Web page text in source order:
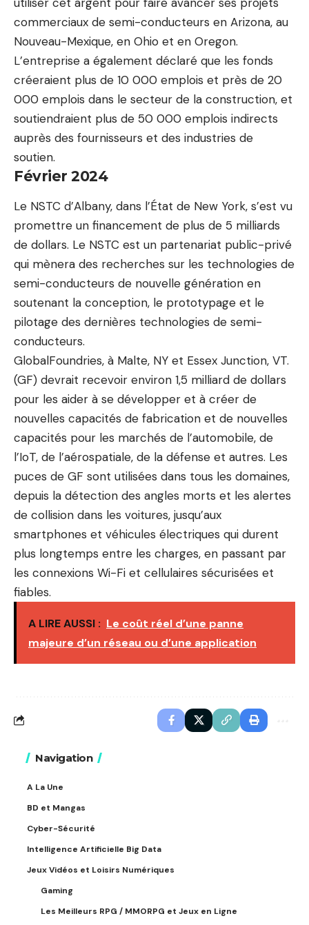
commerciaux de semi-conducteurs en Arizona, au
Nouveau-Mexique, en Ohio et en Oregon.
L’entreprise a également déclaré que les fonds
créeraient plus de 10 000 emplois et près de 20
000 emplois dans le secteur de la construction, et
soutiendraient plus de 50 000 emplois indirects
auprès des fournisseurs et des industries de
soutien.
Février 2024
Le NSTC d’Albany, dans l’État de New York, s’est vu
promettre un financement de plus de 5 milliards
de dollars. Le NSTC est un partenariat public-privé
qui mènera des recherches sur les technologies de
semi-conducteurs de nouvelle génération en
soutenant la conception, le prototypage et le
pilotage des dernières technologies de semi-
conducteurs.
GlobalFoundries, à Malte, NY et Essex Junction, VT.
(GF) devrait recevoir environ 1,5 milliard de dollars
pour les aider à se développer et à créer de
nouvelles capacités de fabrication et de nouvelles
capacités pour les marchés de l’automobile, de
l’IoT, de l’aérospatiale, de la défense et autres. Les
puces de GF sont utilisées dans tous les domaines,
depuis la détection des angles morts et les alertes
de collision dans les voitures, jusqu’aux
smartphones et véhicules électriques qui durent
plus longtemps entre les charges, en passant par
les connexions Wi-Fi et cellulaires sécurisées et
fiables.
A LIRE AUSSI : Le coût réel d’une panne
majeure d’un réseau ou d’une application
Navigation
A La Une
BD et Mangas
Cyber-Sécurité
Intelligence Artificielle Big Data
Jeux Vidéos et Loisirs Numériques
Gaming
Les Meilleurs RPG / MMORPG et Jeux en Ligne